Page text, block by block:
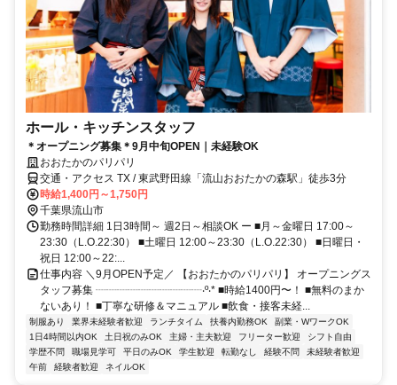
ホール・キッチンスタッフ
＊オープニング募集＊9月中旬OPEN｜未経験OK
おおたかのパリパリ
交通・アクセス TX / 東武野田線「流山おおたかの森駅」徒歩3分
時給1,400円～1,750円
千葉県流山市
勤務時間詳細 1日3時間～ 週2日～相談OK ー ■月～金曜日 17:00～
23:30（L.O.22:30） ■土曜日 12:00～23:30（L.O.22:30） ■日曜日・
祝日 12:00～22:...
仕事内容 ＼9月OPEN予定／ 【おおたかのパリパリ】 オープニングス
タッフ募集 ┈┈┈┈┈┈┈┈┈┈‧º‧* ■時給1400円〜！ ■無料のまか
ないあり！ ■丁寧な研修＆マニュアル ■飲食・接客未経...
制服あり 業界未経験者歓迎 ランチタイム 扶養内勤務OK
副業・WワークOK
1日4時間以内OK
土日祝のみOK 主婦・主夫歓迎 フリーター歓迎
シフト自由
学歴不問
職場見学可 平日のみOK 学生歓迎 転勤なし 経験不問
未経験者歓迎
午前
経験者歓迎 ネイルOK